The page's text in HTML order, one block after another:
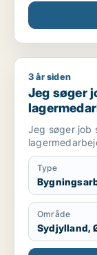
Jeg søger job
3 år siden
Jeg søger
Jeg søger job
Type
Område
Sydjylland,